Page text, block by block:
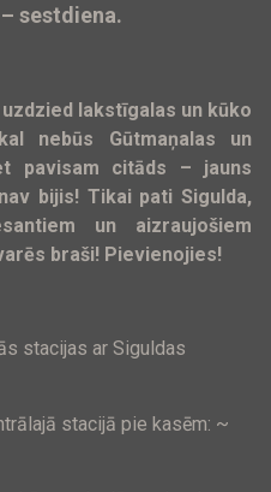
sestdiena.
lakstīgalas un kūko
nebūs Gūtmaņalas un
pavisam citāds – jauns
bijis! Tikai pati Sigulda,
un aizraujošiem
braši! Pievienojies!
stacijas ar Siguldas
stacijā pie kasēm: ~